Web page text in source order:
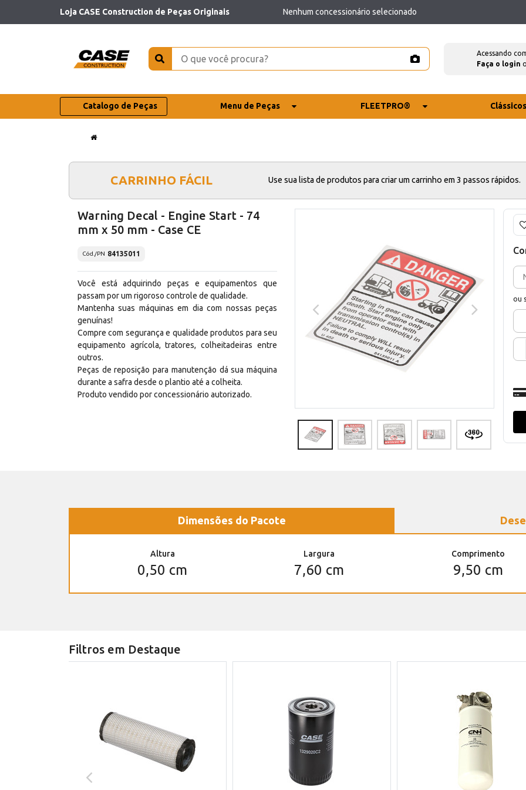
Loja CASE Construction de Peças Originais Nenhum concessionário selecionado
Acessando
Faça o login
Catalogo de Peças Menu de Peças FLEETPRO®
CARRINHO FÁCIL Use sua lista de produtos para criar um carrinho em 3 passos rápidos.
Warning Decal - Engine Start - 74
mm x 50 mm - Case CE
Cód./PN 84135011
Você está adquirindo peças e equipamentos que
passam por um rigoroso controle de qualidade.
Mantenha suas máquinas em dia com nossas peças
genuínas!
Compre com segurança e qualidade produtos para seu
equipamento agrícola, tratores, colheitadeiras entre
outros.
Peças de reposição para manutenção dá sua máquina
durante a safra desde o plantio até a colheita.
Produto vendido por concessionário autorizado.
ou
Dimensões do Pacote
Altura
0,50 cm
Largura
7,60 cm
Comprimento
9,50 cm
Filtros em Destaque